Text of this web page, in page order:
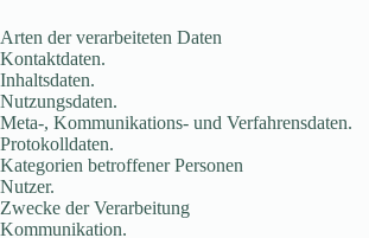
Arten der verarbeiteten Daten
Kontaktdaten.
Inhaltsdaten.
Nutzungsdaten.
Meta-, Kommunikations- und Verfahrensdaten.
Protokolldaten.
Kategorien betroffener Personen
Nutzer.
Zwecke der Verarbeitung
Kommunikation.